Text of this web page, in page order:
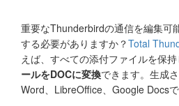
重要なThunderbirdの通信を編集可
する必要がありますか？Total
えば、すべての添付ファイルを保持
ールをDOCに変換できます。生成
Word、LibreOffice、Google Docsで